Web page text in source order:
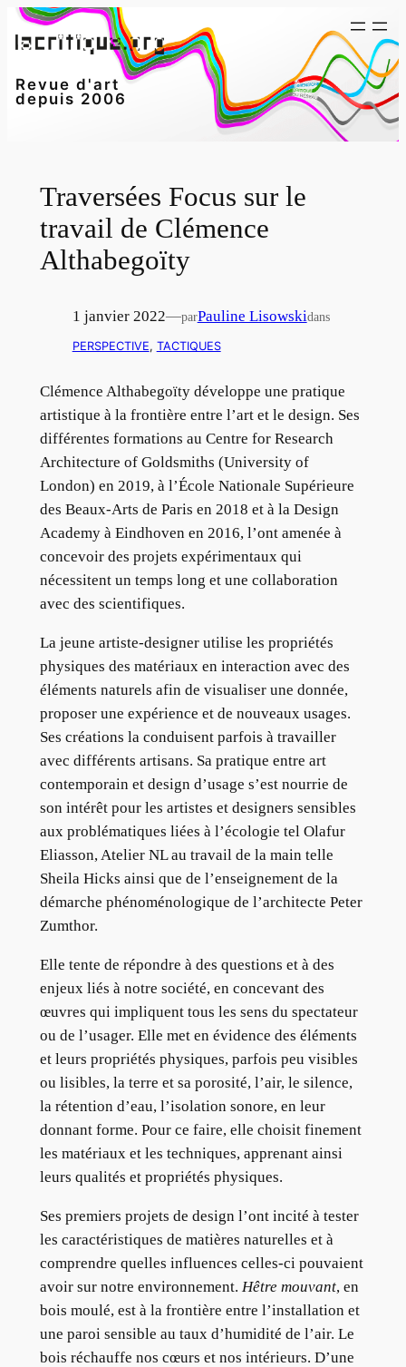
Aller
au
Revue d'art
depuis 2006
Traversées Focus sur le
travail de Clémence
Althabegoïty
1 janvier 2022—parPauline Lisowskidans
PERSPECTIVE, TACTIQUES
Clémence Althabegoïty développe une pratique
artistique à la frontière entre l’art et le design. Ses
différentes formations au Centre for Research
Architecture of Goldsmiths (University of
London) en 2019, à l’École Nationale Supérieure
des Beaux-Arts de Paris en 2018 et à la Design
Academy à Eindhoven en 2016, l’ont amenée à
concevoir des projets expérimentaux qui
nécessitent un temps long et une collaboration
avec des scientifiques.
La jeune artiste-designer utilise les propriétés
physiques des matériaux en interaction avec des
éléments naturels afin de visualiser une donnée,
proposer une expérience et de nouveaux usages.
Ses créations la conduisent parfois à travailler
avec différents artisans. Sa pratique entre art
contemporain et design d’usage s’est nourrie de
son intérêt pour les artistes et designers sensibles
aux problématiques liées à l’écologie tel Olafur
Eliasson, Atelier NL au travail de la main telle
Sheila Hicks ainsi que de l’enseignement de la
démarche phénoménologique de l’architecte Peter
Zumthor.
Elle tente de répondre à des questions et à des
enjeux liés à notre société, en concevant des
œuvres qui impliquent tous les sens du spectateur
ou de l’usager. Elle met en évidence des éléments
et leurs propriétés physiques, parfois peu visibles
ou lisibles, la terre et sa porosité, l’air, le silence,
la rétention d’eau, l’isolation sonore, en leur
donnant forme. Pour ce faire, elle choisit finement
les matériaux et les techniques, apprenant ainsi
leurs qualités et propriétés physiques.
Ses premiers projets de design l’ont incité à tester
les caractéristiques de matières naturelles et à
comprendre quelles influences celles-ci pouvaient
avoir sur notre environnement. Hêtre mouvant, en
bois moulé, est à la frontière entre l’installation et
une paroi sensible au taux d’humidité de l’air. Le
bois réchauffe nos cœurs et nos intérieurs. D’une